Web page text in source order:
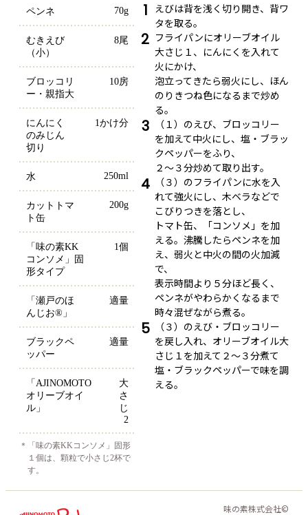
ペンネ 70g
むきえび
（小）
8尾
ブロッコリ
ー・親指大
10房
にんにく
のみじん
切り
1かけ分
水 250ml
カットトマ
ト缶
200g
「味の素KK
コンソメ」固
形タイプ
1個
「瀬戸のほ
んじお®」
適量
ブラックペ
ッパー
適量
「AJINOMOTO
オリーブオイ
ル」
大
さ
じ
2
＊
「味の素KKコンソメ」固形
１個は、顆粒で小さじ2杯で
す。
1 えびは背を浅く切り開き、背ワ
タを取る。
2 フライパンにオリーブオイル
大さじ１、にんにくを入れて
火にかけ、
泡立ってきたら弱火にし、ほん
のりきつね色になるまで炒め
る。
3
（１）のえび、ブロッコリー
を加えて中火にし、塩・ブラッ
クペッパーをふり、
２～３分炒めて取り出す。
4
（３）のフライパンに水を入
れて強火にし、木ベラなどで
こびりつきを落とし、
トマト缶、「コンソメ」を加
える。沸騰したらペンネを加
え、弱火と中火の間の火加減
で、
表示時間より５分ほど長く、
ペンネがやわらかくなるまで
時々混ぜながら煮る。
5
（３）のえび・ブロッコリー
を戻し入れ、オリーブオイル大
さじ１を加えて２～３分煮て
塩・ブラックペッパーで味を調
える。
味の素株式会社©